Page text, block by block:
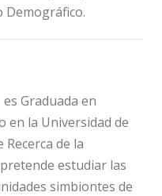
Demográfico.
es Graduada en
en la Universidad de
de la
estudiar las
simbiontes de